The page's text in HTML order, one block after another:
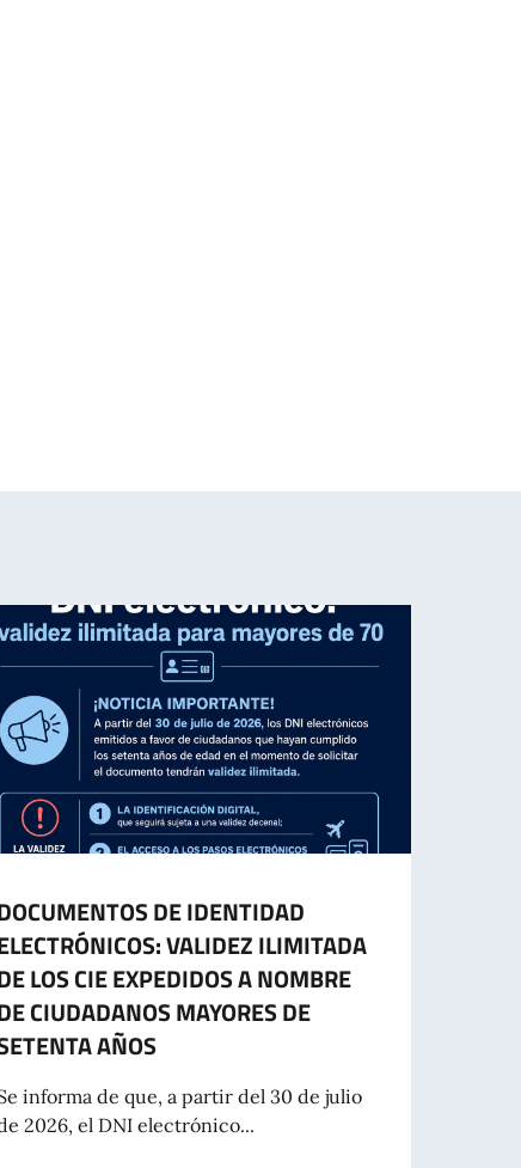
DE IDENTIDAD
VALIDEZ ILIMITADA
LOS CIE EXPEDIDOS A NOMBRE
CIUDADANOS MAYORES DE
AÑOS
informa de que, a partir del 30 de julio
2026, el DNI electrónico...